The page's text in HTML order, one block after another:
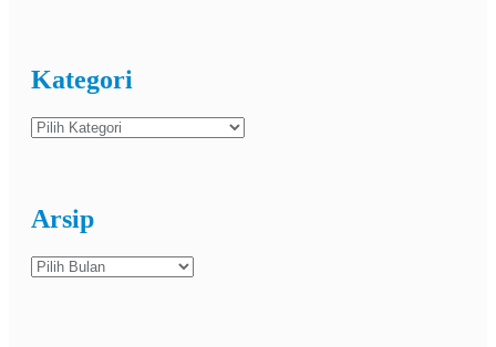
Kategori
Kategori
Arsip
Arsip